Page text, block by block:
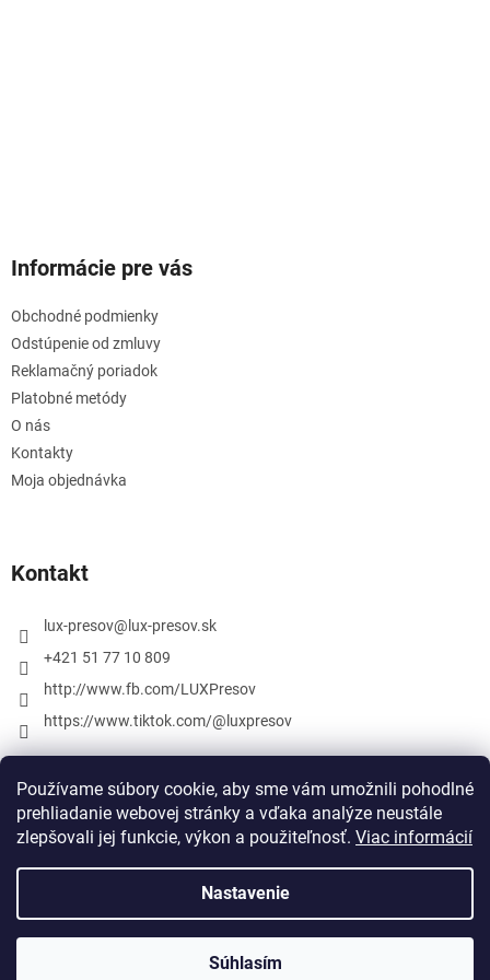
Používame súbory cookie, aby sme vám umožnili pohodlné
prehliadanie webovej stránky a vďaka analýze neustále
zlepšovali jej funkcie, výkon a použiteľnosť. Viac informácií
Nastavenie
Súhlasím
Informácie pre vás
Obchodné podmienky
Odstúpenie od zmluvy
Reklamačný poriadok
Platobné metódy
O nás
Kontakty
Moja objednávka
Kontakt
lux-presov@ lux-presov.sk
+421 51 77 10 809
http://www.fb.com/LUXPresov
https://www.tiktok.com/@luxpresov
Vytvoril Shoptet
lux-presov.sk. Všetky práva vyhradené.